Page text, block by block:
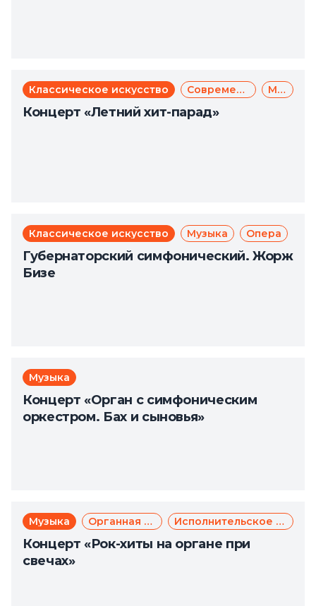
Классическое искусство Современное искусство Музыка
Концерт «Летний хит-парад»
Классическое искусство Музыка Опера
Губернаторский симфонический. Жорж
Бизе
Музыка
Концерт «Орган с симфоническим
оркестром. Бах и сыновья»
Музыка Органная музыка Исполнительское искусство
Концерт «Рок-хиты на органе при
свечах»